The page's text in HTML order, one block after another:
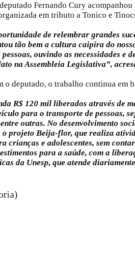
Fernando Cury
em tributo a Tonico e
de relembrar grandes
tão bem a cultura caipira do
ouvindo as necessidades e
na Assembleia Legislativa”,
o deputado, o trabalho continua em
R$ 120 mil liberados através de
para o transporte de pessoas,
outras. No desenvolvimento
projeto Beija-flor, que realiza
crianças e adolescentes, sem
para a saúde, com a
da Unesp, que atende